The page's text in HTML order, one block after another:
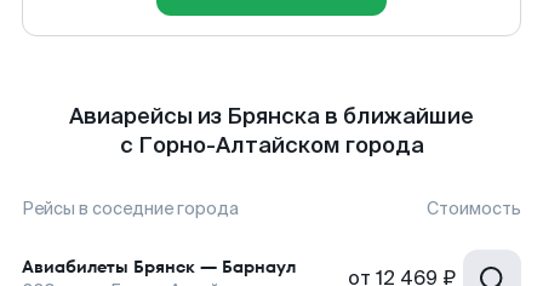
Авиарейсы из Брянска в ближайшие
с Горно-Алтайском города
Рейсы в соседние города Стоимость
Авиабилеты Брянск — Барнаул от 12 469 ₽